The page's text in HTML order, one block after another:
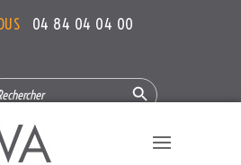
04 84 04 04 00
Search Button